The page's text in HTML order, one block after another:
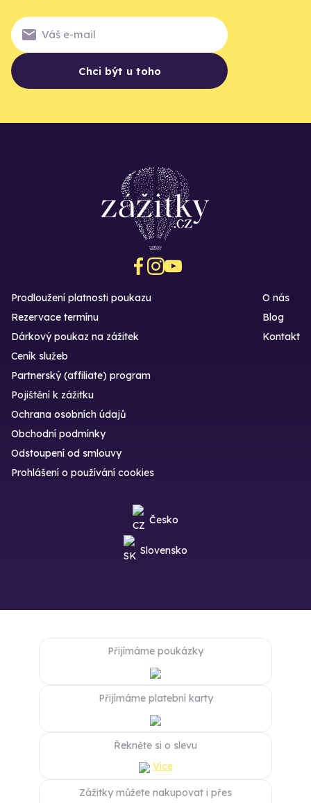
Chci být u toho
Prodloužení platnosti poukazu
Rezervace termínu
Dárkový poukaz na zážitek
O nás
Blog
Kontakt
Ceník služeb
Partnerský (affiliate) program
Pojištění k zážitku
Ochrana osobních údajů
Obchodní podmínky
Odstoupení od smlouvy
Prohlášení o používání cookies
Česko
Slovensko
Přijímáme poukázky
Přijímáme platební karty
Řekněte si o slevu
Více
Zážitky můžete nakupovat i přes